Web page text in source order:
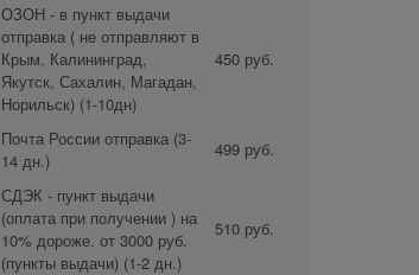
ОЗОН - в пункт выдачи
отправка ( не отправляют в
Крым, Калининград,
Якутск, Сахалин, Магадан,
Норильск) (1-10дн)
450 руб.
Почта России отправка (3-
14 дн.)
499 руб.
СДЭК - пункт выдачи
(оплата при получении ) на
10% дороже. от 3000 руб.
(пункты выдачи) (1-2 дн.)
510 руб.